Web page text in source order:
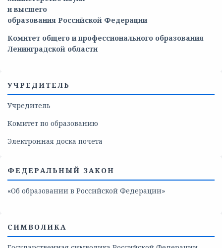
и высшего
образования Российской Федерации
Комитет общего и профессионального образования
Ленинградской области
УЧРЕДИТЕЛЬ
Учредитель
Комитет по образованию
Электронная доска почета
ФЕДЕРАЛЬНЫЙ ЗАКОН
«Об образовании в Российской Федерации»
СИМВОЛИКА